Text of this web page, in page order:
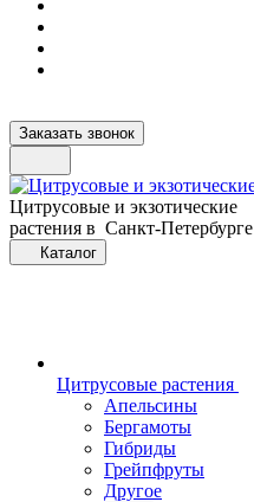
Заказать звонок
Цитрусовые и экзотические
растения в Санкт-Петербурге
Каталог
Цитрусовые растения
Апельсины
Бергамоты
Гибриды
Грейпфруты
Другое